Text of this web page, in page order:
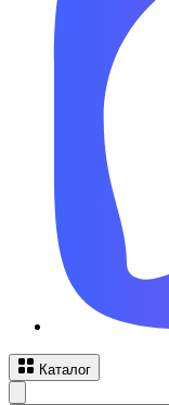
Каталог